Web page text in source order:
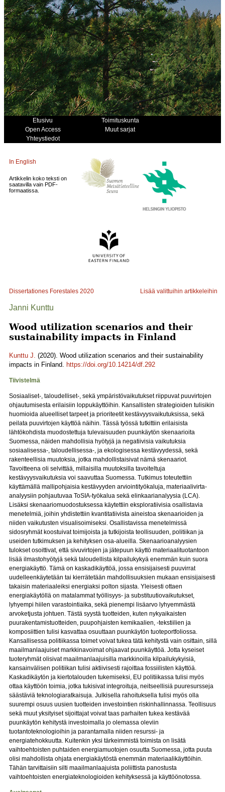
Etusivu
Toimituskunta
Open Access
Muut sarjat
Yhteystiedot
In English
Artikkelin koko teksti on
saatavilla vain PDF-
formaatissa.
Dissertationes Forestales 2020 Lisää valittuihin artikkeleihin
Janni Kunttu
Wood utilization scenarios and their
sustainability impacts in Finland
Kunttu J. (2020). Wood utilization scenarios and their sustainability
impacts in Finland. https://doi.org/10.14214/df.292
Tiivistelmä
Sosiaaliset-, taloudelliset-, sekä ympäristövaikutukset riippuvat puuvirtojen
ohjautumisesta erilaisiin loppukäyttöihin. Kansallisten strategioiden tulisikin
huomioida alueelliset tarpeet ja prioriteetit kestävyysvaikutuksissa, sekä
peilata puuvirtojen käyttöä näihin. Tässä työssä tutkittiin erilaisista
lähtökohdista muodostettuja tulevaisuuden puunkäytön skenaarioita
Suomessa, näiden mahdollisia hyötyjä ja negatiivisia vaikutuksia
sosiaalisessa-, taloudellisessa-, ja ekologisessa kestävyydessä, sekä
rakenteellisia muutoksia, jotka mahdollistaisivat nämä skenaariot.
Tavoitteena oli selvittää, millaisilla muutoksilla tavoiteltuja
kestävyysvaikutuksia voi saavuttaa Suomessa. Tutkimus toteutettiin
käyttämällä mallipohjaisia kestävyyden arviointityökaluja, materiaalivirta-
analyysiin pohjautuvaa ToSIA-työkalua sekä elinkaarianalyysia (LCA).
Lisäksi skenaariomuodostuksessa käytettiin eksploratiivisia osallistavia
menetelmiä, joihin yhdistettiin kvantitatiivista aineistoa skenaarioiden ja
niiden vaikutusten visualisoimiseksi. Osallistavissa menetelmissä
sidosryhmät koostuivat toimijoista ja tutkijoista teollisuuden, politiikan ja
useiden tutkimuksen ja kehityksen osa-alueilla. Skenaarioanalyysien
tulokset osoittivat, että sivuvirtojen ja jätepuun käyttö materiaalituotantoon
lisää ilmastohyötyjä sekä taloudellista kilpailukykyä enemmän kuin suora
energiakäyttö. Tämä on kaskadikäyttöä, jossa ensisijaisesti puuvirrat
uudelleenkäytetään tai kierrätetään mahdollisuuksien mukaan ensisijaisesti
takaisin materiaaleiksi energiaksi polton sijasta. Yleisesti ottaen
energiakäytöllä on matalammat työllisyys- ja substituutiovaikutukset,
lyhyempi hiilen varastointiaika, sekä pienempi lisäarvo lyhyemmästä
arvoketjusta johtuen. Tästä syystä tuotteiden, kuten nykyaikaisten
puurakentamistuotteiden, puupohjaisten kemikaalien, -tekstiilien ja
komposiittien tulisi kasvattaa osuuttaan puunkäytön tuoteportfoliossa.
Kansallisessa politiikassa toimet voivat tukea tätä kehitystä vain osittain, sillä
maailmanlaajuiset markkinavoimat ohjaavat puunkäyttöä. Jotta kyseiset
tuoteryhmät olisivat maailmanlaajuisilla markkinoilla kilpailukykyisiä,
kansainvälisen politiikan tulisi aktiivisesti rajoittaa fossiilisten käyttöä.
Kaskadikäytön ja kiertotalouden tukemiseksi, EU politiikassa tulisi myös
ottaa käyttöön toimia, jotka tukisivat integroituja, neitseellisiä puuresursseja
säästäviä teknologiaratkaisuja. Julkisella rahoituksella tulisi myös olla
suurempi osuus uusien tuotteiden investointien riskinhallinnassa. Teollisuus
sekä muut yksityiset sijoittajat voivat taas parhaiten tukea kestävää
puunkäytön kehitystä investoimalla jo olemassa oleviin
tuotantoteknologioihin ja parantamalla niiden resurssi- ja
energiatehokkuutta. Kuitenkin yksi tärkeimmistä toimista on lisätä
vaihtoehtoisten puhtaiden energiamuotojen osuutta Suomessa, jotta puuta
olisi mahdollista ohjata energiakäytöstä enemmän materiaalikäyttöihin.
Tähän tarvittaisiin silti maailmanlaajuista poliittista panostusta
vaihtoehtoisten energiateknologioiden kehityksessä ja käyttöönotossa.